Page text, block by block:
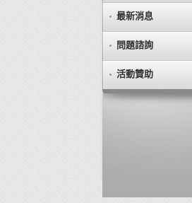
最新消息
問題諮詢
活動贊助